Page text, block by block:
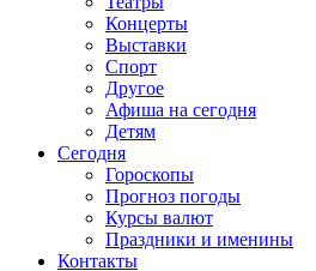
Концерты
Выставки
Спорт
Другое
Афиша на сегодня
Детям
Сегодня
Гороскопы
Прогноз погоды
Курсы валют
Праздники и именины
Контакты